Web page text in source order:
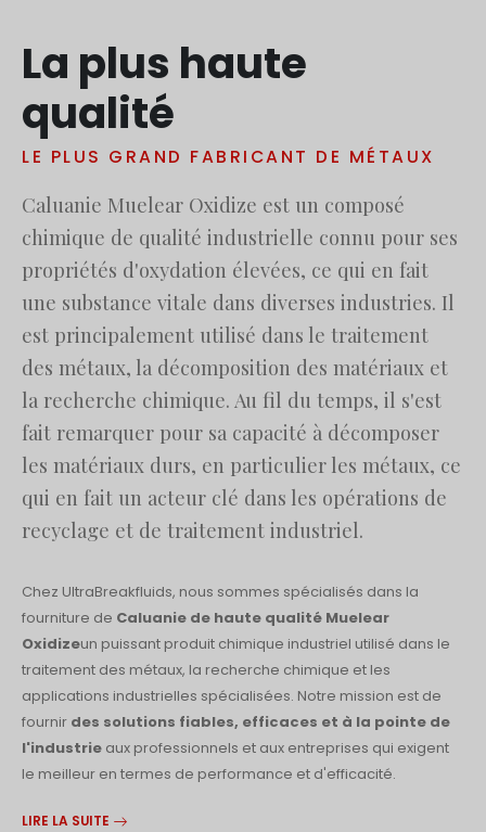
La plus haute
qualité
LE PLUS GRAND FABRICANT DE MÉTAUX
Caluanie Muelear Oxidize est un composé
chimique de qualité industrielle connu pour ses
propriétés d'oxydation élevées, ce qui en fait
une substance vitale dans diverses industries. Il
est principalement utilisé dans le traitement
des métaux, la décomposition des matériaux et
la recherche chimique. Au fil du temps, il s'est
fait remarquer pour sa capacité à décomposer
les matériaux durs, en particulier les métaux, ce
qui en fait un acteur clé dans les opérations de
recyclage et de traitement industriel.
Chez UltraBreakfluids, nous sommes spécialisés dans la
fourniture de Caluanie de haute qualité Muelear
Oxidizeun puissant produit chimique industriel utilisé dans le
traitement des métaux, la recherche chimique et les
applications industrielles spécialisées. Notre mission est de
fournir des solutions fiables, efficaces et à la pointe de
l'industrie aux professionnels et aux entreprises qui exigent
le meilleur en termes de performance et d'efficacité.
LIRE LA SUITE
Română
Български
Dansk
Português
Nederlands
Nederlands (België)
Кыргызча
Bahasa Melayu
ဗမာစာ
ພາສາລາວ